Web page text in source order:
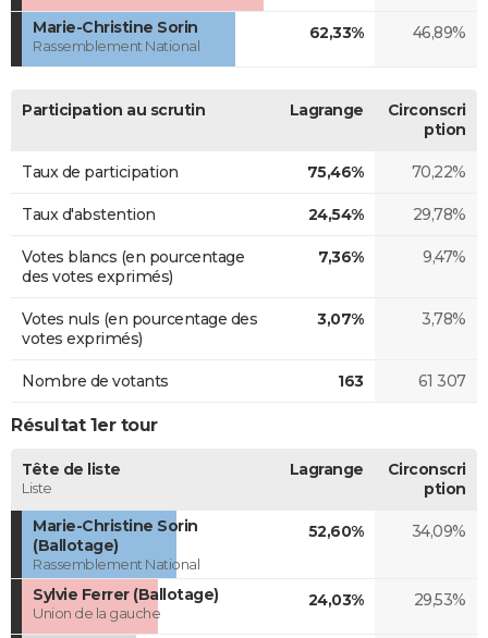
Marie-Christine Sorin
Rassemblement National
62,33% 46,89%
Participation au scrutin Lagrange
Circonscri
ption
Taux de participation 75,46% 70,22%
Taux d'abstention 24,54% 29,78%
Votes blancs (en pourcentage
des votes exprimés)
7,36% 9,47%
Votes nuls (en pourcentage des
votes exprimés)
3,07% 3,78%
Nombre de votants 163 61 307
Résultat 1er tour
Tête de liste
Liste
Lagrange
Circonscri
ption
Marie-Christine Sorin
(Ballotage)
Rassemblement National
52,60% 34,09%
Sylvie Ferrer (Ballotage)
Union de la gauche
24,03% 29,53%